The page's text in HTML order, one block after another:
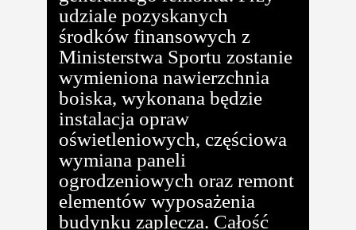
udziale pozyskanych
środków finansowych z
Ministerstwa Sportu zostanie
wymieniona nawierzchnia
boiska, wykonana będzie
instalacja opraw
oświetleniowych, częściowa
wymiana paneli
ogrodzeniowych oraz remont
elementów wyposażenia
budynku zaplecza. Całość